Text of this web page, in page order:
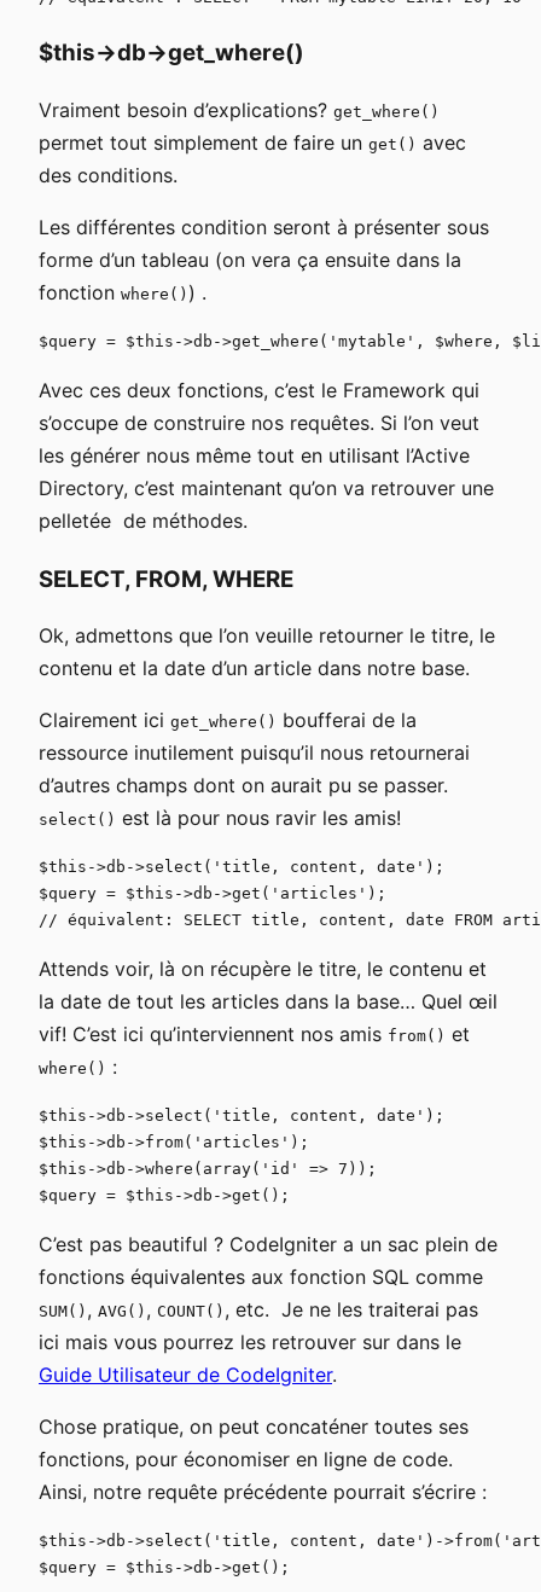
$this->db->get_where()
Vraiment besoin d’explications? get_where()
permet tout simplement de faire un get() avec
des conditions.
Les différentes condition seront à présenter sous
forme d’un tableau (on vera ça ensuite dans la
fonction where() ) .
Avec ces deux fonctions, c’est le Framework qui
s’occupe de construire nos requêtes. Si l’on veut
les générer nous même tout en utilisant l’Active
Directory, c’est maintenant qu’on va retrouver une
pelletée de méthodes.
SELECT, FROM, WHERE
Ok, admettons que l’on veuille retourner le titre, le
contenu et la date d’un article dans notre base.
Clairement ici get_where() boufferai de la
ressource inutilement puisqu’il nous retournerai
d’autres champs dont on aurait pu se passer.
select() est là pour nous ravir les amis!
$this->db->select('title, content, date');
$query = $this->db->get('articles');
Attends voir, là on récupère le titre, le contenu et
la date de tout les articles dans la base… Quel œil
vif! C’est ici qu’interviennent nos amis from() et
where() :
$this->db->select('title, content, date');
$this->db->from('articles');
$this->db->where(array('id' => 7));
C’est pas beautiful ? CodeIgniter a un sac plein de
fonctions équivalentes aux fonction SQL comme
SUM() , AVG() , COUNT() , etc. Je ne les traiterai pas
ici mais vous pourrez les retrouver sur dans le
Guide Utilisateur de CodeIgniter.
Chose pratique, on peut concaténer toutes ses
fonctions, pour économiser en ligne de code.
Ainsi, notre requête précédente pourrait s’écrire :
$this->db->select('title, content, date')-